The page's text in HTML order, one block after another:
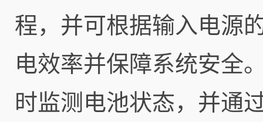
程，并可根据输入电源
电效率并保障系统安全
时监测电池状态，并通